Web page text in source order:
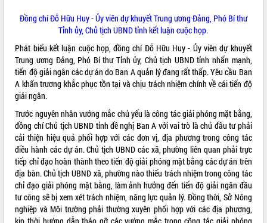
công tỉnh
Đắk Lắk: Tôn vinh 46 giải pháp tại Hội
thi Sáng tạo Kỹ thuật 2024 - 2025
Đắk Lắk rà soát, điều chỉnh Đề án 190
về phát triển nuôi trồng thủy sản
Phó Chủ tịch UBND tỉnh Đắk Lắk
Trương Công Thái kiểm tra thực địa
Dự án cao tốc Khánh Hòa - Buôn Ma
Thuột
Định vị cà phê Việt Nam như một “di
sản sống” trong dòng chảy toàn cầu
Xây dựng nông thôn mới: Nâng cao đời
sống người dân từ những mô hình thiết
thực
Quyết liệt tháo gỡ vướng mắc, đẩy
nhanh tiến độ các dự án trọng điểm
Đồng chí Đỗ Hữu Huy - Ủy viên dự khuyết Trung ương Đảng, Phó Bí thư
Tỉnh ủy, Chủ tịch UBND tỉnh kết luận cuộc họp.
Phát biểu kết luận cuộc họp, đồng chí Đỗ Hữu Huy - Ủy viên dự khuyết
Trung ương Đảng, Phó Bí thư Tỉnh ủy, Chủ tịch UBND tỉnh nhấn mạnh,
tiến độ giải ngân các dự án do Ban A quản lý đang rất thấp. Yêu cầu Ban
A khẩn trương khắc phục tồn tại và chịu trách nhiệm chính về cái tiến độ
giải ngân.
Trước nguyên nhân vướng mắc chủ yếu là công tác giải phóng mặt bằng,
đồng chí Chủ tịch UBND tỉnh đề nghị Ban A với vai trò là chủ đầu tư phải
cải thiện hiệu quả phối hợp với các đơn vị, địa phương trong công tác
điều hành các dự án. Chủ tịch UBND các xã, phường liên quan phải trực
tiếp chỉ đạo hoàn thành theo tiến độ giải phóng mặt bằng các dự án trên
địa bàn. Chủ tịch UBND xã, phường nào thiếu trách nhiệm trong công tác
chỉ đạo giải phóng mặt bằng, làm ảnh hưởng đến tiến độ giải ngân đầu
tư công sẽ bị xem xét trách nhiệm, năng lực quản lý. Đồng thời, Sở Nông
nghiệp và Môi trường phải thường xuyên phối hợp với các địa phương,